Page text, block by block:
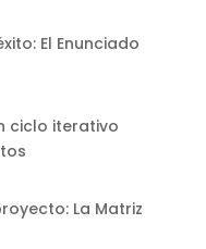
El Enunciado
ciclo iterativo
La Matriz